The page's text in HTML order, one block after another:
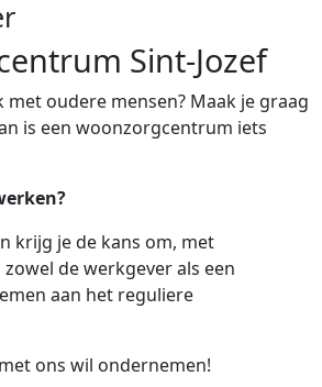
Sint-Jozef
met oudere mensen? Maak je graag
is een woonzorgcentrum iets
krijg je de kans om, met
de werkgever als een
aan het reguliere
ons wil ondernemen!